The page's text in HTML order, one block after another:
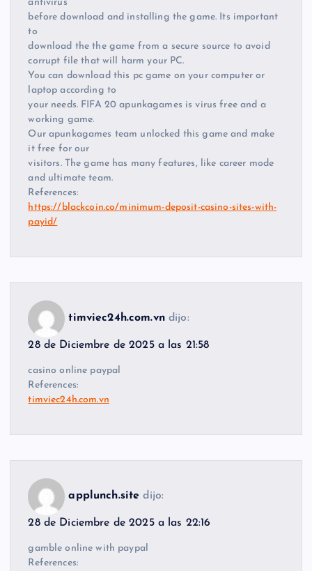
antivirus
before download and installing the game. Its important
to
download the the game from a secure source to avoid
corrupt file that will harm your PC.
You can download this pc game on your computer or
laptop according to
your needs. FIFA 20 apunkagames is virus free and a
working game.
Our apunkagames team unlocked this game and make
it free for our
visitors. The game has many features, like career mode
and ultimate team.
References:
https://blackcoin.co/minimum-deposit-casino-sites-with-
payid/
timviec24h.com.vn dijo:
28 de Diciembre de 2025 a las 21:58
casino online paypal
References:
timviec24h.com.vn
applunch.site dijo:
28 de Diciembre de 2025 a las 22:16
gamble online with paypal
References: